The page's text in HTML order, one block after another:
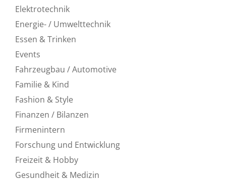
Elektrotechnik
Energie- / Umwelttechnik
Essen & Trinken
Events
Fahrzeugbau / Automotive
Familie & Kind
Fashion & Style
Finanzen / Bilanzen
Firmenintern
Forschung und Entwicklung
Freizeit & Hobby
Gesundheit & Medizin